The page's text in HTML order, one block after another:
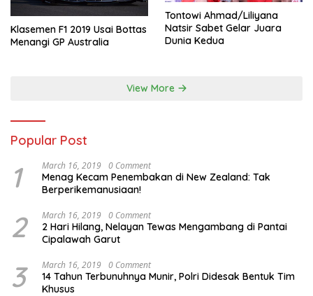
Klasemen F1 2019 Usai Bottas
Menangi GP Australia
Tontowi Ahmad/Liliyana
Natsir Sabet Gelar Juara
Dunia Kedua
View More
Popular Post
1 March 16, 2019 0 Comment
Menag Kecam Penembakan di New Zealand: Tak
Berperikemanusiaan!
2 March 16, 2019 0 Comment
2 Hari Hilang, Nelayan Tewas Mengambang di Pantai
Cipalawah Garut
3 March 16, 2019 0 Comment
14 Tahun Terbunuhnya Munir, Polri Didesak Bentuk Tim
Khusus